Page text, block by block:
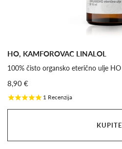
HO, KAMFOROVAC LINALOL
100% čisto organsko eterično ulje HO
8,90 €
1 Recenzija
KUPITE